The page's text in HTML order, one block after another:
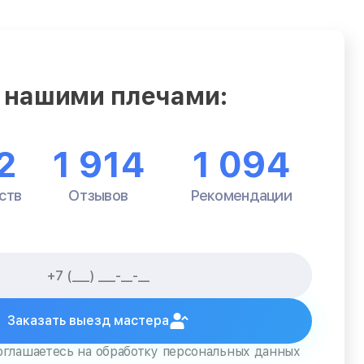
нашими плечами:
1 914
Отзывов
1 094
Рекомендации
Заказать выезд мастера
на обработку персональных данных